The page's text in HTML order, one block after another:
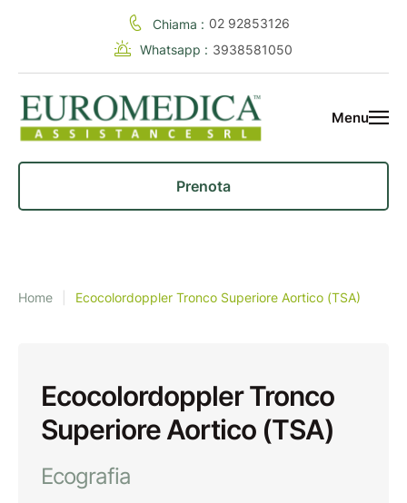
Chiama : 02 92853126
Whatsapp : 3938581050
Menu
Prenota
Home Ecocolordoppler Tronco Superiore Aortico (TSA)
Ecocolordoppler Tronco
Superiore Aortico (TSA)
Ecografia